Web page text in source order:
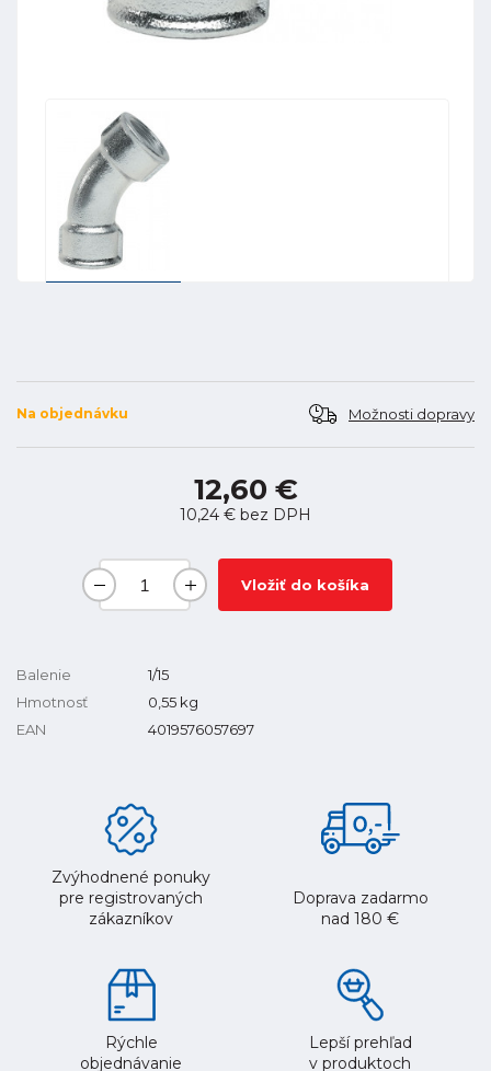
Na objednávku Možnosti dopravy
12,60 €
10,24 € bez DPH
Vložiť do košíka
Balenie
1/15
Hmotnosť
0,55 kg
EAN
4019576057697
Zvýhodnené ponuky
pre registrovaných
zákazníkov
Doprava zadarmo
nad 180 €
Rýchle
objednávanie
Lepší prehľad
v produktoch